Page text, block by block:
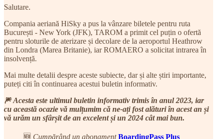
Salutare.
Compania aeriană HiSky a pus la vânzare biletele pentru ruta
București - New York (JFK), TAROM a primit cel puțin o ofertă
pentru sloturile de aterizare și decolare de la aeroportul Heathrow
din Londra (Marea Britanie), iar ROMAERO a solicitat intrarea în
insolvență.
Mai multe detalii despre aceste subiecte, dar și alte știri importante,
puteți citi în continuarea acestui buletin informativ.
🎆Acesta este ultimul buletin informativ trimis în anul 2023, iar
cu această ocazie vă mulțumim că ne-ați fost alături în acest an și
vă urăm un sfârșit de an excelent și un 2024 cât mai bun.
🆕 Cumpărând un abonamentBoardingPass Plus